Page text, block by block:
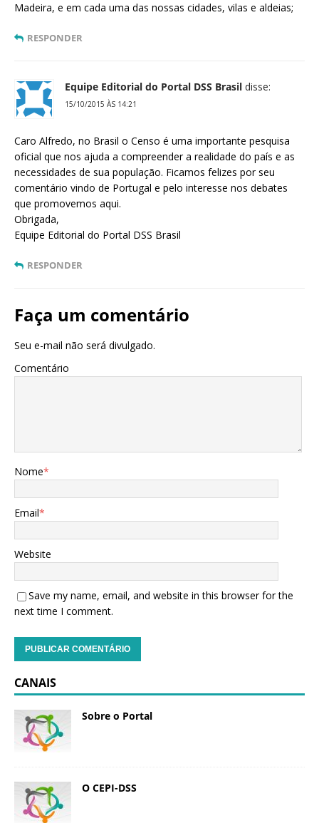
Madeira, e em cada uma das nossas cidades, vilas e aldeias;
RESPONDER
Equipe Editorial do Portal DSS Brasil disse:
15/10/2015 ÀS 14:21
Caro Alfredo, no Brasil o Censo é uma importante pesquisa
oficial que nos ajuda a compreender a realidade do país e as
necessidades de sua população. Ficamos felizes por seu
comentário vindo de Portugal e pelo interesse nos debates
que promovemos aqui.
Obrigada,
Equipe Editorial do Portal DSS Brasil
RESPONDER
Faça um comentário
Seu e-mail não será divulgado.
Comentário
Nome*
Email*
Website
Save my name, email, and website in this browser for the
next time I comment.
CANAIS
Sobre o Portal
O CEPI-DSS